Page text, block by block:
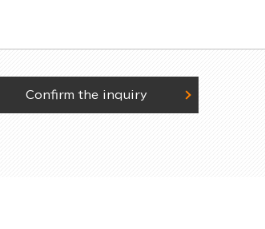
Confirm the inquiry